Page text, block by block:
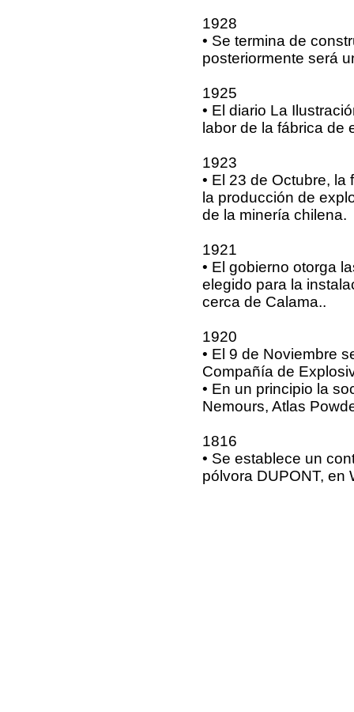
1928
• Se termina de
posteriormente será
1925
• El diario La
labor de la fábrica de
1923
• El 23 de Octubre,
la producción de
de la minería chilena.
1921
• El gobierno otorga
elegido para la
cerca de Calama..
1920
• El 9 de Noviembre
Compañía de
• En un principio la
Nemours, Atlas
1816
• Se establece un
pólvora DUPONT, en